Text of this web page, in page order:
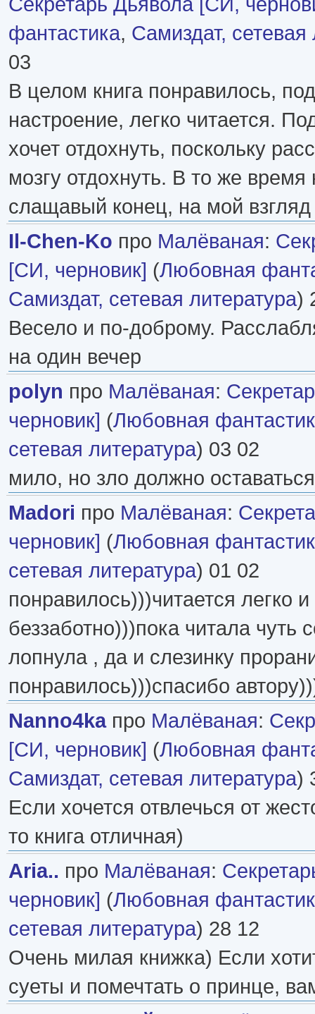
фантастика, Самиздат, сетевая
03
В целом книга понравилось,
настроение, легко читается.
хочет отдохнуть, поскольку
мозгу отдохнуть. В то же
слащавый конец, на мой
Il-Chen-Ko про Малёваная:
[СИ, черновик] (Любовная
Самиздат, сетевая литература)
Весело и по-доброму.
на один вечер
polyn про Малёваная:
черновик] (Любовная
сетевая литература) 03 02
мило, но зло должно
Madori про Малёваная:
черновик] (Любовная
сетевая литература) 01 02
понравилось)))читается легко и
беззаботно)))пока читала чуть
лопнула , да и слезинку
понравилось)))спасибо
Nanno4kaпро Малёваная:
[СИ, черновик] (Любовная
Самиздат, сетевая литература)
Если хочется отвлечься от
то книга отличная)
Aria.. про Малёваная:
черновик] (Любовная
сетевая литература) 28 12
Очень милая книжка) Если
суеты и помечтать о принце,